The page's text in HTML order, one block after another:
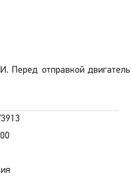
Перед отправкой двигатель